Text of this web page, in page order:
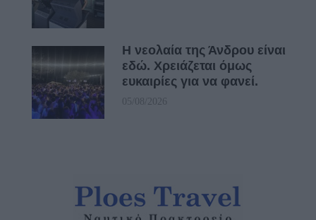
Η νεολαία της Άνδρου είναι
εδώ. Χρειάζεται όμως
ευκαιρίες για να φανεί.
05/08/2026